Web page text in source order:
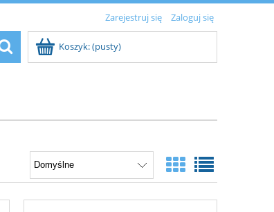
Zarejestruj się Zaloguj się
Koszyk:(pusty)